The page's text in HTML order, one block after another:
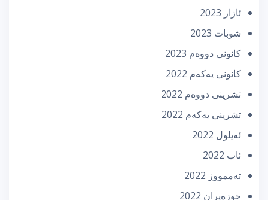
ئازار 2023
شوبات 2023
كانونی دووه‌م 2023
كانونی یه‌كه‌م 2022
تشرینی دووه‌م 2022
تشرینی یه‌كه‌م 2022
ئه‌یلول 2022
ئاب 2022
تەممووز 2022
حوزه‌یران 2022